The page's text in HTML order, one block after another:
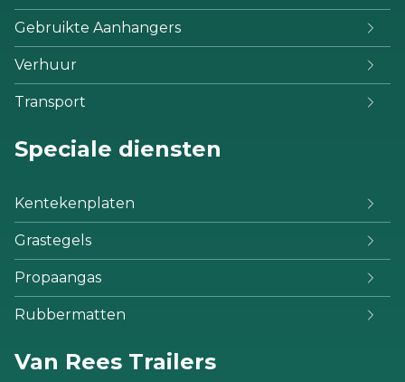
Gebruikte Aanhangers
Verhuur
Transport
Speciale diensten
Kentekenplaten
Grastegels
Propaangas
Rubbermatten
Van Rees Trailers